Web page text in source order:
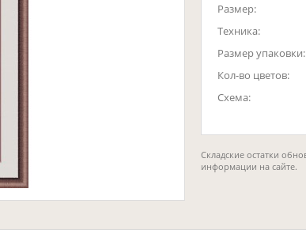
Размер:
Техника:
Размер упаковки:
Кол-во цветов:
Схема:
Складские остатки
информации на сайте.